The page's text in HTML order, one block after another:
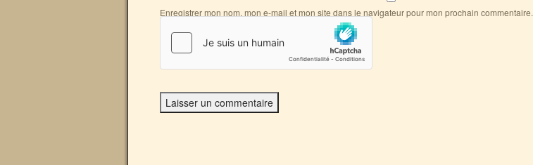
Enregistrer mon nom, mon e-mail et mon site dans le navigateur pour mon prochain commentaire.